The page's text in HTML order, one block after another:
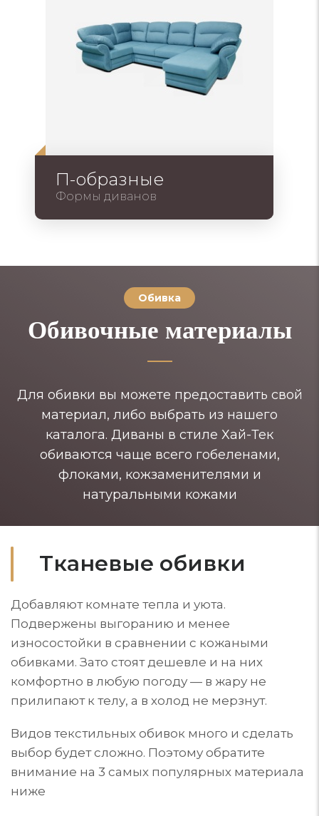
П-образные
Формы диванов
Обивка
Обивочные материалы
Для обивки вы можете предоставить свой
материал, либо выбрать из нашего
каталога. Диваны в стиле Хай-Тек
обиваются чаще всего гобеленами,
флоками, кожзаменителями и
натуральными кожами
Тканевые обивки
Добавляют комнате тепла и уюта.
Подвержены выгоранию и менее
износостойки в сравнении с кожаными
обивками. Зато стоят дешевле и на них
комфортно в любую погоду — в жару не
прилипают к телу, а в холод не мерзнут.
Видов текстильных обивок много и сделать
выбор будет сложно. Поэтому обратите
внимание на 3 самых популярных материала
ниже